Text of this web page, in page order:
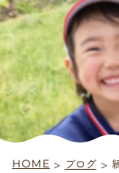
園につい
HOME > ブログ >